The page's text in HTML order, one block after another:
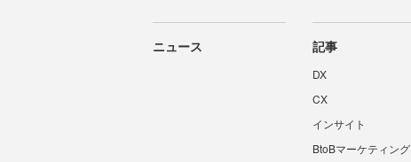
ニュース 記事
DX
CX
インサイト
BtoBマーケティング